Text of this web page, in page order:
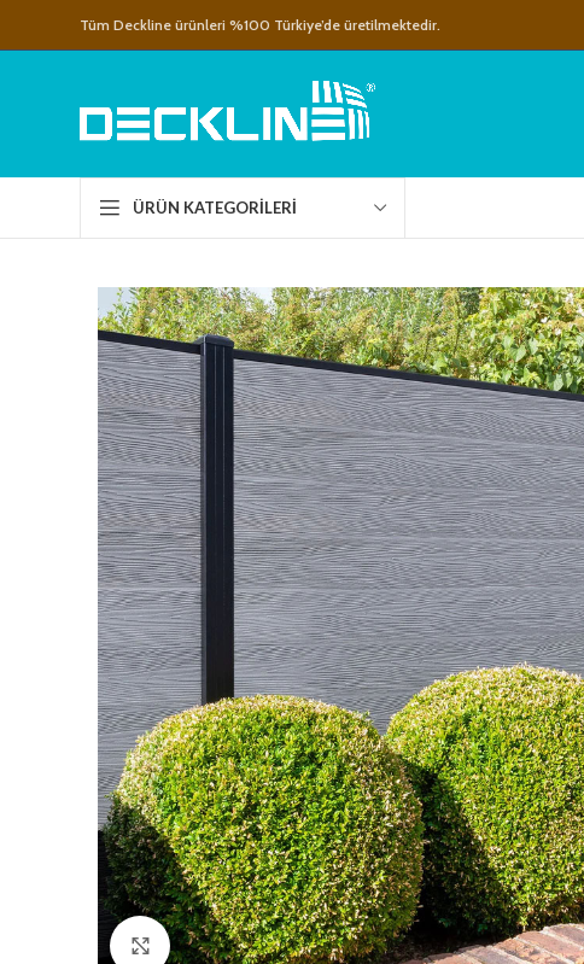
Tüm Deckline ürünleri %100 Türkiye’de üretilmektedir.
ÜRÜN KATEGORILERI
Click to enlarge